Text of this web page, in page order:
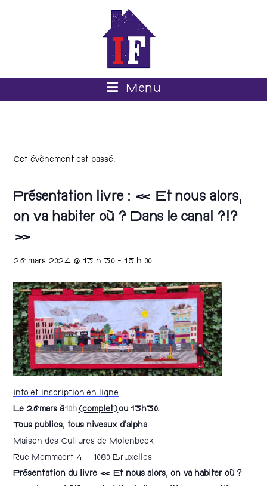
Menu
Cet évènement est passé.
Présentation livre : « Et nous alors,
on va habiter où ? Dans le canal ?!?
»
26 mars 2024 @ 13 h 30 -15 h 00
Info et inscription en ligne
Le 26 mars à10h (complet) ou 13h30.
Tous publics, tous niveaux d’alpha
Maison des Cultures de Molenbeek
Rue Mommaert 4 – 1080 Bruxelles
Présentation du livre « Et nous alors, on va habiter où ?